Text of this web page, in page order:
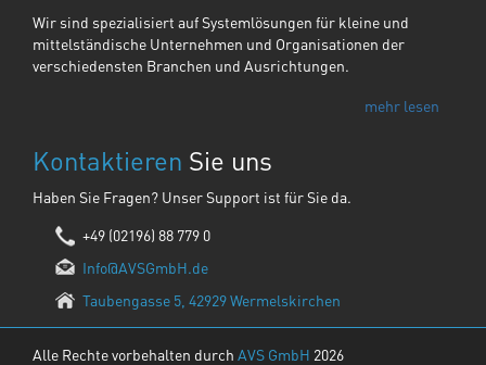
Wir sind spezialisiert auf Systemlösungen für kleine und
mittelständische Unternehmen und Organisationen der
verschiedensten Branchen und Ausrichtungen.
mehr lesen
Kontaktieren Sie uns
Haben Sie Fragen? Unser Support ist für Sie da.
+49 (02196) 88 779 0
Info@AVSGmbH.de
Taubengasse 5, 42929 Wermelskirchen
Alle Rechte vorbehalten durch AVS GmbH 2026